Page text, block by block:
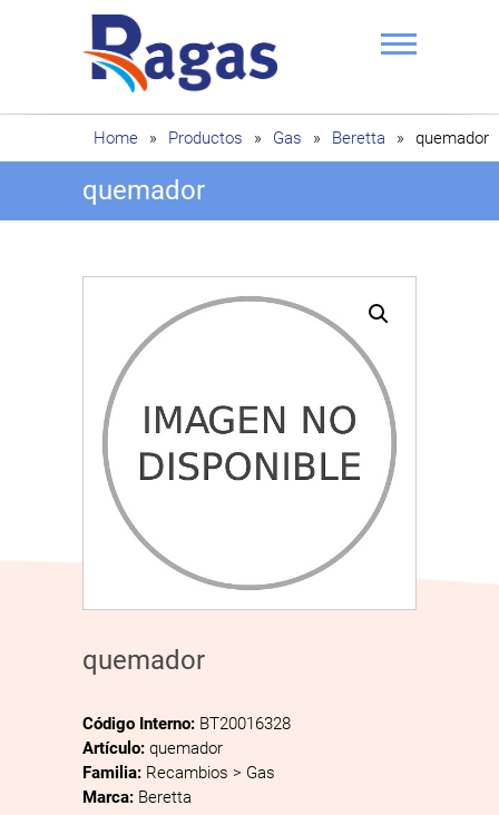
Ragas
Home » Productos » Gas » Beretta » quemador
quemador
quemador
Código Interno: BT20016328
Artículo: quemador
Familia: Recambios > Gas
Marca: Beretta